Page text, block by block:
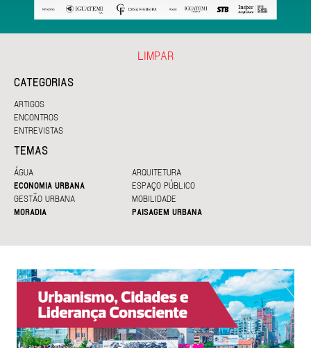
CATEGORIAS
ARTIGOS
ENCONTROS
ENTREVISTAS
TEMAS
ÁGUA
ARQUITETURA
ECONOMIA URBANA
ESPAÇO PÚBLICO
GESTÃO URBANA
MOBILIDADE
MORADIA
PAISAGEM URBANA
LIMPAR